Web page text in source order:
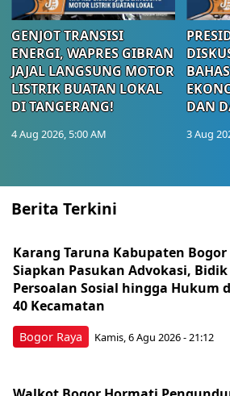
GENJOT TRANSISI
ENERGI, WAPRES GIBRAN
JAJAL LANGSUNG MOTOR
LISTRIK BUATAN LOKAL
DI TANGERANG!
4 Aug 2026, 5:00 AM
DAN
3 Aug
Berita Terkini
Bogor Raya
Karang Taruna Kabupaten Bogor
Siapkan Pasukan Advokasi, Bidik
Persoalan Sosial hingga Hukum
40 Kecamatan
Kamis, 6 Agu 2026 - 21:12